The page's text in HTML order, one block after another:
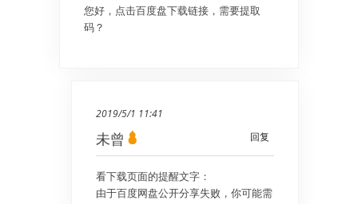
您好，点击百度盘下载链接，需要提取
码？
2019/5/1 11:41
回复
未曾
看下载页面的提醒文字：
由于百度网盘公开分享失败，你可能需